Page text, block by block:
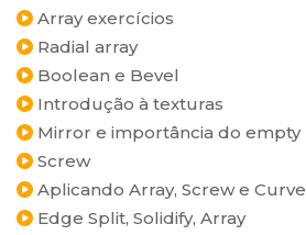
Array exercícios
Radial array
Boolean e Bevel
Introdução à texturas
Mirror e importância do empty
Screw
Aplicando Array, Screw e Curve
Edge Split, Solidify, Array